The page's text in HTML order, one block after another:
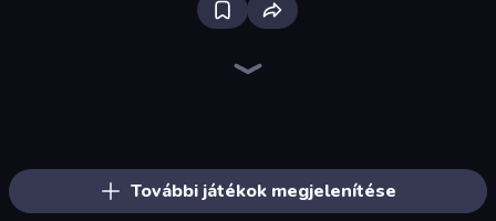
További játékok megjelenítése